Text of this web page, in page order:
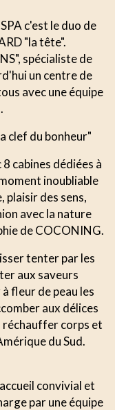
c'est le duo de
"la tête".
spécialiste de
un centre de
avec une équipe
clef du bonheur"
cabines dédiées à
inoubliable
des sens,
avec la nature
de COCONING.
tenter par les
aux saveurs
fleur de peau les
aux délices
réchauffer corps et
du Sud.
convivial et
par une équipe